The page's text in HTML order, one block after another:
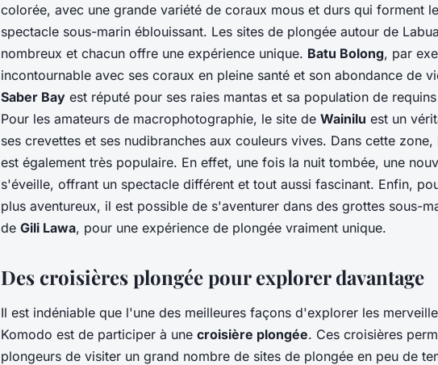
colorée, avec une grande variété de coraux mous et durs qui forment
spectacle sous-marin éblouissant. Les sites de plongée autour de
nombreux et chacun offre une expérience unique. Batu Bolong, par
incontournable avec ses coraux en pleine santé et son abondance de
Saber Bay est réputé pour ses raies mantas et sa population de
Pour les amateurs de macrophotographie, le site de Wainilu est un
ses crevettes et ses nudibranches aux couleurs vives. Dans cette
est également très populaire. En effet, une fois la nuit tombée, une
s'éveille, offrant un spectacle différent et tout aussi fascinant. Enfin,
plus aventureux, il est possible de s'aventurer dans des grottes sous-
de Gili Lawa, pour une expérience de plongée vraiment unique.
Des croisières plongée pour explorer davantage
Il est indéniable que l'une des meilleures façons d'explorer les
Komodo est de participer à une croisière plongée. Ces croisières
plongeurs de visiter un grand nombre de sites de plongée en peu de